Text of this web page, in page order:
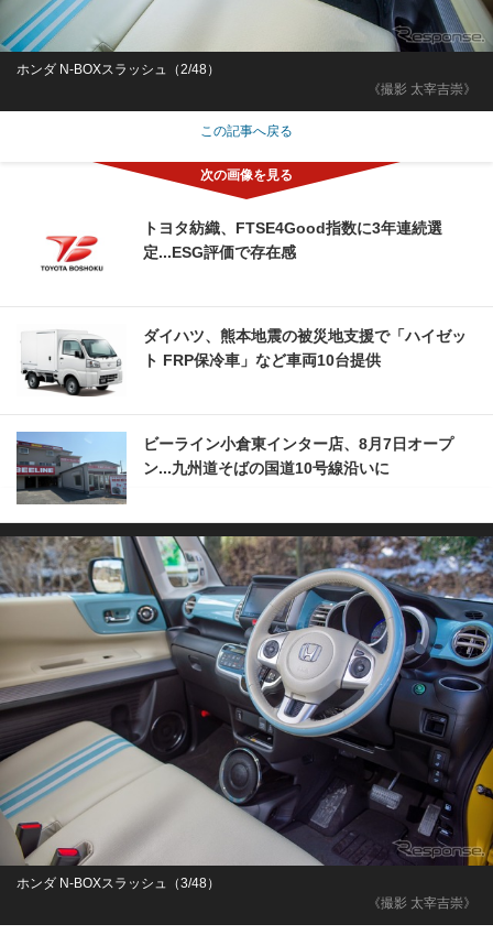
《撮影 太宰吉崇》
ホンダ N-BOXスラッシュ（2/48）
この記事へ戻る
トヨタ紡織、FTSE4Good指数に3年連続選
定...ESG評価で存在感
ダイハツ、熊本地震の被災地支援で「ハイゼッ
ト FRP保冷車」など車両10台提供
ビーライン小倉東インター店、8月7日オープ
ン...九州道そばの国道10号線沿いに
《撮影 太宰吉崇》
ホンダ N-BOXスラッシュ（3/48）